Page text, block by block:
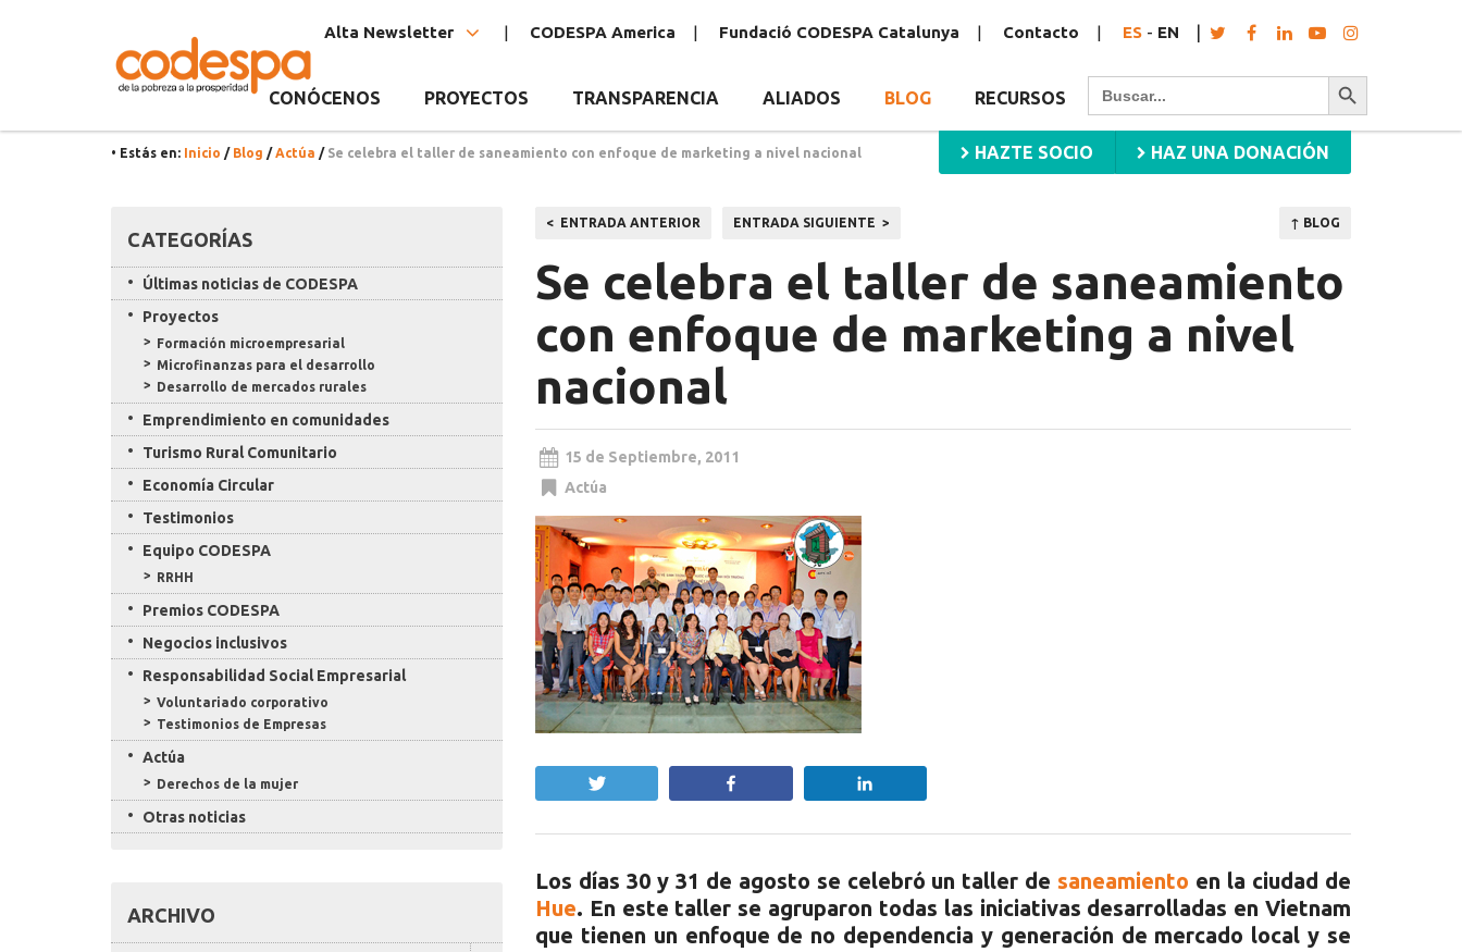
Alta Newsletter CODESPA America Fundació CODESPA Catalunya Contacto ES - EN
CONÓCENOS PROYECTOS TRANSPARENCIA ALIADOS BLOG RECURSOS
Buscar: Botón de búsqueda
HAZTE SOCIO HAZ UNA DONACIÓN
• Estás en: Inicio / Blog / Actúa / Se celebra el taller de saneamiento con enfoque de marketing a nivel nacional
↑ BLOG
Navegación
de
entradas
ENTRADA ANTERIOR ENTRADA SIGUIENTE
Se celebra el taller de saneamiento
con enfoque de marketing a nivel
nacional
15 de Septiembre, 2011
Actúa
Los días 30 y 31 de agosto se celebró un taller desaneamiento en la ciudad de
Hue. En este taller se agruparon todas las iniciativas desarrolladas en Vietnam
que tienen un enfoque de no dependencia y generación de mercado local y se
CATEGORÍAS
Últimas noticias de CODESPA
Proyectos
Formación microempresarial
Microfinanzas para el desarrollo
Desarrollo de mercados rurales
Emprendimiento en comunidades
Turismo Rural Comunitario
Economía Circular
Testimonios
Equipo CODESPA
RRHH
Premios CODESPA
Negocios inclusivos
Responsabilidad Social Empresarial
Voluntariado corporativo
Testimonios de Empresas
Actúa
Derechos de la mujer
Otras noticias
ARCHIVO